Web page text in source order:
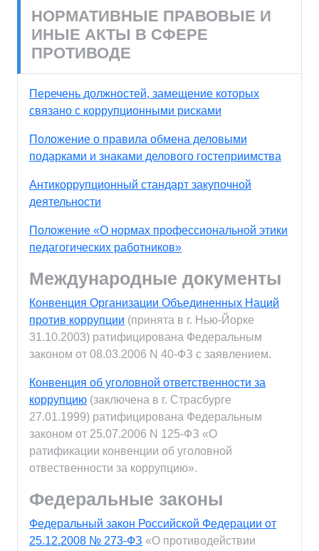
НОРМАТИВНЫЕ ПРАВОВЫЕ И
ИНЫЕ АКТЫ В СФЕРЕ
ПРОТИВОДЕ
Перечень должностей, замещение которых
связано с коррупционными рисками
Положение о правила обмена деловыми
подарками и знаками делового гостеприимства
Антикоррупционный стандарт закупочной
деятельности
Положение «О нормах профессиональной этики
педагогических работников»
Международные документы
Конвенция Организации Объединенных Наций
против коррупции (принята в г. Нью-Йорке
31.10.2003) ратифицирована Федеральным
законом от 08.03.2006 N 40-ФЗ с заявлением.
Конвенция об уголовной ответственности за
коррупцию (заключена в г. Страсбурге
27.01.1999) ратифицирована Федеральным
законом от 25.07.2006 N 125-ФЗ «О
ратификации конвенции об уголовной
отвественности за коррупцию».
Федеральные законы
Федеральный закон Российской Федерации от
25.12.2008 № 273-ФЗ «О противодействии